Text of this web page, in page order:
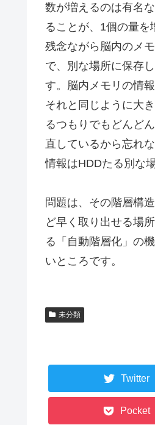
数が増えるのは有名
ることが、1個の量を
残念ながら脳内のメ
で、別な場所に保存
す。脳内メモリの情
それと同じように大
るつもりでもどんど
直しているから忘れ
情報はHDDたる別な
問題は、その階層構
ど早く取り出せる場
る「自動階層化」の
いところです。
未分類
Twitter
Pocket